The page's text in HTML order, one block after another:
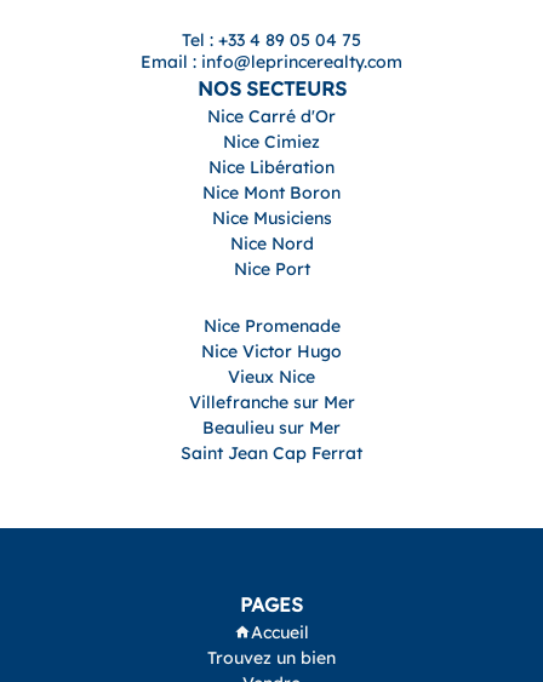
Tel : +33 4 89 05 04 75
Email : info@leprincerealty.com
NOS SECTEURS
Nice Carré d'Or
Nice Cimiez
Nice Libération
Nice Mont Boron
Nice Musiciens
Nice Nord
Nice Port
Nice Promenade
Nice Victor Hugo
Vieux Nice
Villefranche sur Mer
Beaulieu sur Mer
Saint Jean Cap Ferrat
PAGES
Accueil
Trouvez un bien